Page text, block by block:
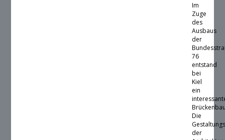
Im
Zuge
des
Ausbaus
der
76
entstand
bei
Kiel
ein
Die
der